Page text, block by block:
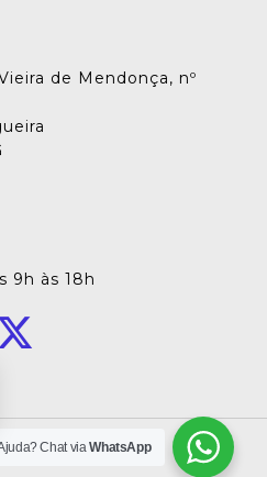
de Mendonça, nº
9h às 18h
Chat viaWhatsApp